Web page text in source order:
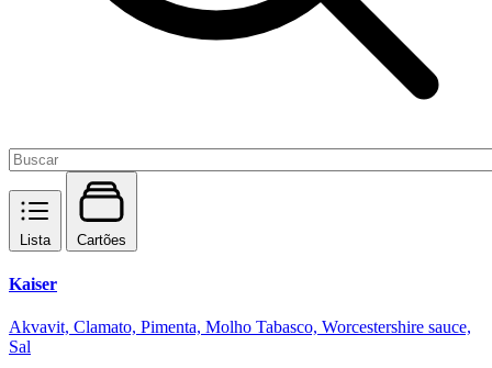
Lista Cartões
Kaiser
Akvavit, Clamato, Pimenta, Molho Tabasco, Worcestershire sauce,
Sal